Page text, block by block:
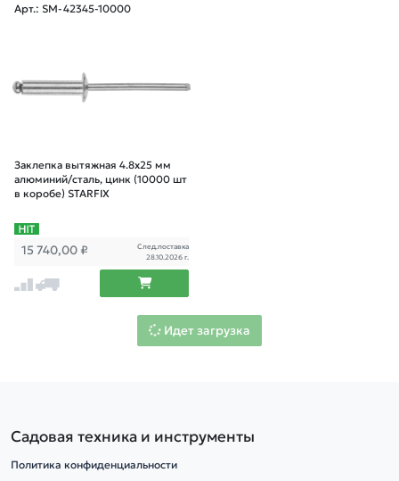
Арт.: SM-42345-10000
Заклепка вытяжная 4.8х25 мм
алюминий/сталь, цинк (10000 шт
в коробе) STARFIX
15 740,00 ₽
След.поставка
28.10.2026 г.
Идет загрузка
Садовая техника и инструменты
Политика конфиденциальности